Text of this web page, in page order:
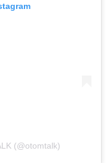
(@otomtalk)